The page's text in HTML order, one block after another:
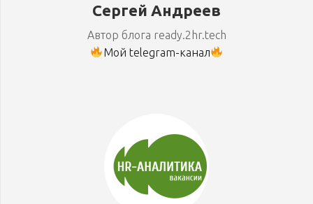
Сергей Андреев
Автор блога ready.2hr.tech
Мой telegram-канал